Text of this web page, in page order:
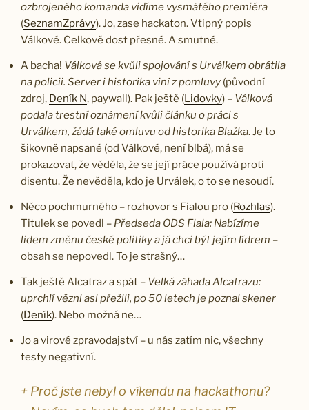
ozbrojeného komanda vidíme vysmátého premiéra
(SeznamZprávy). Jo, zase hackaton. Vtipný popis
Válkové. Celkově dost přesné. A smutné.
A bacha! Válková se kvůli spojování s Urválkem obrátila
na policii. Server i historika viní z pomluvy (původní
zdroj, Deník N, paywall). Pak ještě (Lidovky) – Válková
podala trestní oznámení kvůli článku o práci s
Urválkem, žádá také omluvu od historika Blažka. Je to
šikovně napsané (od Válkové, není blbá), má se
prokazovat, že věděla, že se její práce používá proti
disentu. Že nevěděla, kdo je Urválek, o to se nesoudí.
Něco pochmurného – rozhovor s Fialou pro (Rozhlas).
Titulek se povedl – Předseda ODS Fiala: Nabízíme
lidem změnu české politiky a já chci být jejím lídrem –
obsah se nepovedl. To je strašný…
Tak ještě Alcatraz a spát – Velká záhada Alcatrazu:
uprchlí vězni asi přežili, po 50 letech je poznal skener
(Deník). Nebo možná ne…
Jo a virové zpravodajství – u nás zatím nic, všechny
testy negativní.
+ Proč jste nebyl o víkendu na hackathonu?